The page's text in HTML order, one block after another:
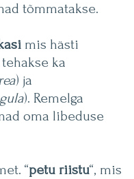
tõmmatakse.
mis hästi
ka
) ja
). Remelga
oma libeduse
“petu riistu“, mis